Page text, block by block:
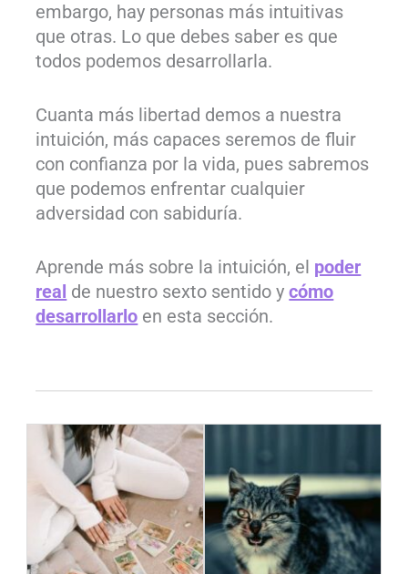
embargo, hay personas más intuitivas
que otras. Lo que debes saber es que
todos podemos desarrollarla.
Cuanta más libertad demos a nuestra
intuición, más capaces seremos de fluir
con confianza por la vida, pues sabremos
que podemos enfrentar cualquier
adversidad con sabiduría.
Aprende más sobre la intuición, el poder
real de nuestro sexto sentido ycómo
desarrollarlo en esta sección.